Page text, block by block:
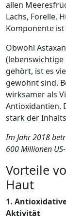
allen
Lachs, Forelle,
Komponente
Obwohl
gehört, ist es
gewohnt sind.
wirksamer als
Antioxidantien.
stark der
Im Jahr 2018
600 Millionen
Vorteile
Haut
1.
Aktivität